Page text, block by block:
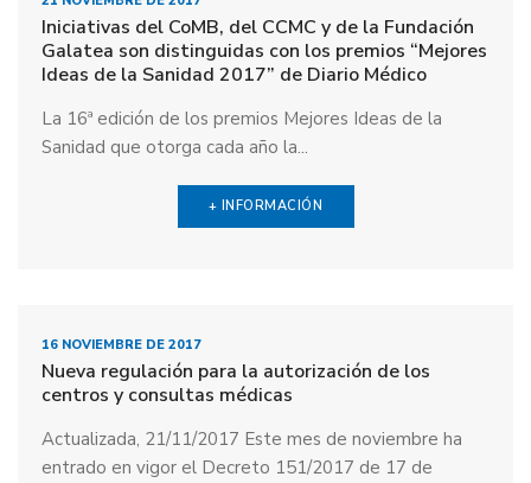
Iniciativas del CoMB, del CCMC y de la Fundación
Galatea son distinguidas con los premios “Mejores
Ideas de la Sanidad 2017” de Diario Médico
La 16ª edición de los premios Mejores Ideas de la
Sanidad que otorga cada año la...
+ INFORMACIÓN
16 NOVIEMBRE DE 2017
Nueva regulación para la autorización de los
centros y consultas médicas
Actualizada, 21/11/2017 Este mes de noviembre ha
entrado en vigor el Decreto 151/2017 de 17 de